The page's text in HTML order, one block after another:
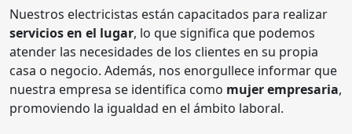
Nuestros electricistas están capacitados para realizar
servicios en el lugar, lo que significa que podemos
atender las necesidades de los clientes en su propia
casa o negocio. Además, nos enorgullece informar que
nuestra empresa se identifica como mujer empresaria,
promoviendo la igualdad en el ámbito laboral.